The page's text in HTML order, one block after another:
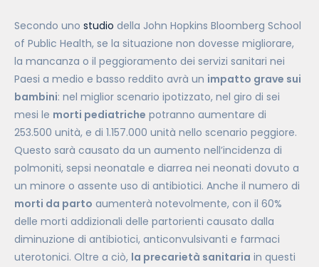
Secondo uno studio della John Hopkins Bloomberg School
of Public Health, se la situazione non dovesse migliorare,
la mancanza o il peggioramento dei servizi sanitari nei
Paesi a medio e basso reddito avrà un impatto grave sui
bambini: nel miglior scenario ipotizzato, nel giro di sei
mesi le morti pediatriche potranno aumentare di
253.500 unità, e di 1.157.000 unità nello scenario peggiore.
Questo sarà causato da un aumento nell’incidenza di
polmoniti, sepsi neonatale e diarrea nei neonati dovuto a
un minore o assente uso di antibiotici. Anche il numero di
morti da parto aumenterà notevolmente, con il 60%
delle morti addizionali delle partorienti causato dalla
diminuzione di antibiotici, anticonvulsivanti e farmaci
uterotonici. Oltre a ciò, la precarietà sanitaria in questi